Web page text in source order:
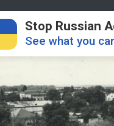
Stop Russian
See what you